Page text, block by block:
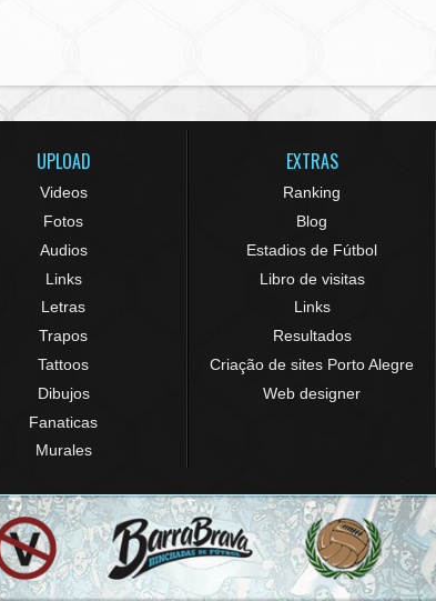
UPLOAD
Videos
Fotos
Audios
Links
Letras
Trapos
Tattoos
Dibujos
Fanaticas
Murales
EXTRAS
Ranking
Blog
Estadios de Fútbol
Libro de visitas
Links
Resultados
Criação de sites Porto Alegre
Web designer